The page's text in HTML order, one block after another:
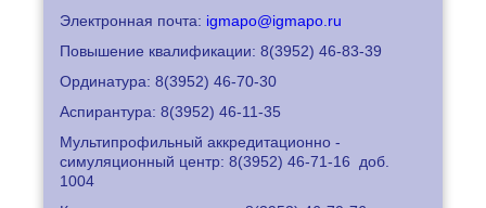
Электронная почта: igmapo@igmapo.ru
Повышение квалификации: 8(3952) 46-83-39
Ординатура: 8(3952) 46-70-30
Аспирантура: 8(3952) 46-11-35
Мультипрофильный аккредитационно -
симуляционный центр: 8(3952) 46-71-16
доб.
1004